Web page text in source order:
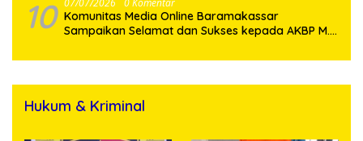
10 07/07/2026 0 Komentar
Komunitas Media Online Baramakassar
Sampaikan Selamat dan Sukses kepada AKBP M.
Hukum & Kriminal